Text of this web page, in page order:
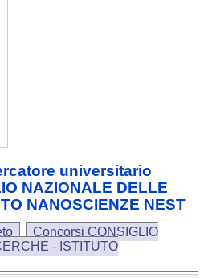
universitario
NAZIONALE DELLE
NANOSCIENZE NEST
Concorsi CONSIGLIO
- ISTITUTO